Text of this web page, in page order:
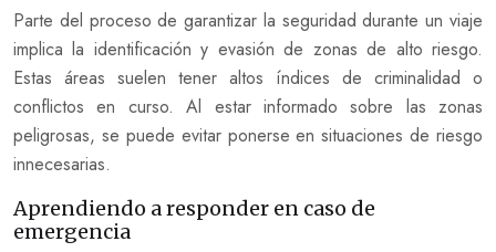
Parte del proceso de garantizar la seguridad durante un viaje
implica la identificación y evasión de zonas de alto riesgo.
Estas áreas suelen tener altos índices de criminalidad o
conflictos en curso. Al estar informado sobre las zonas
peligrosas, se puede evitar ponerse en situaciones de riesgo
innecesarias.
Aprendiendo a responder en caso de
emergencia